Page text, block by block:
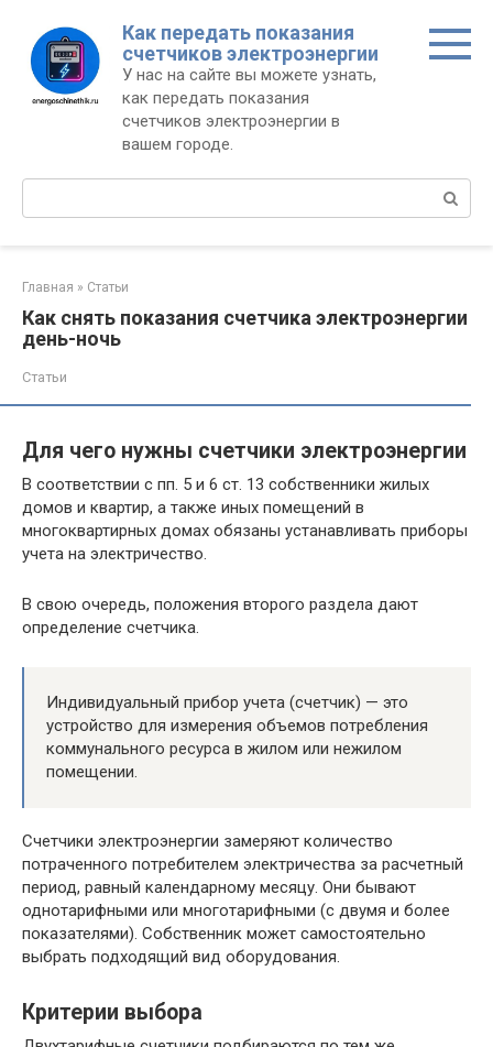
контенту
Как передать показания
счетчиков электроэнергии
У нас на сайте вы можете узнать,
как передать показания
счетчиков электроэнергии в
вашем городе.
Поиск:
Главная » Статьи
Как снять показания счетчика электроэнергии
день-ночь
Статьи
Для чего нужны счетчики электроэнергии
В соответствии с пп. 5 и 6 ст. 13 собственники жилых
домов и квартир, а также иных помещений в
многоквартирных домах обязаны устанавливать приборы
учета на электричество.
В свою очередь, положения второго раздела дают
определение счетчика.
Индивидуальный прибор учета (счетчик) — это
устройство для измерения объемов потребления
коммунального ресурса в жилом или нежилом
помещении.
Счетчики электроэнергии замеряют количество
потраченного потребителем электричества за расчетный
период, равный календарному месяцу. Они бывают
однотарифными или многотарифными (с двумя и более
показателями). Собственник может самостоятельно
выбрать подходящий вид оборудования.
Критерии выбора